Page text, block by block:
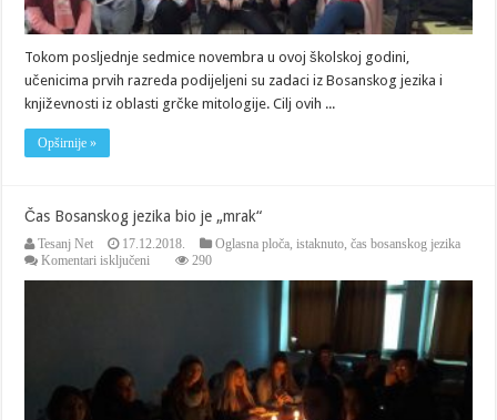
Tokom posljednje sedmice novembra u ovoj školskoj godini,
učenicima prvih razreda podijeljeni su zadaci iz Bosanskog jezika i
književnosti iz oblasti grčke mitologije. Cilj ovih ...
Opširnije »
Čas Bosanskog jezika bio je „mrak“
Tesanj Net 17.12.2018. Oglasna ploča,istaknuto,čas bosanskog jezika
Komentari isključeni
„mrak“
290